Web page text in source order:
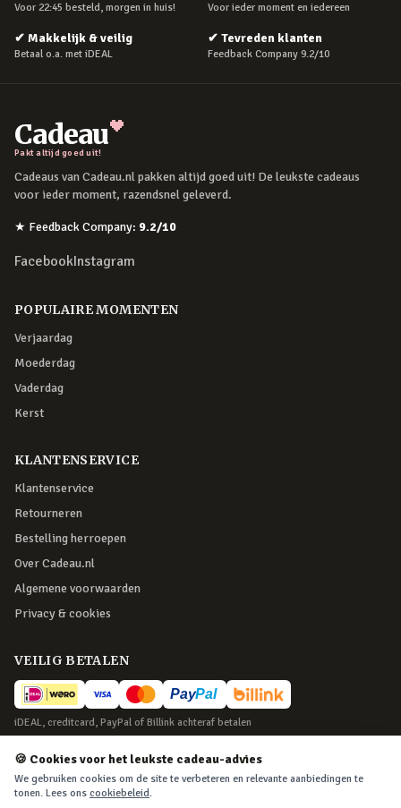
Voor 22:45 besteld, morgen in huis! Voor ieder moment en iedereen
✔ Makkelijk & veilig
Betaal o.a. met iDEAL
✔ Tevreden klanten
Feedback Company 9.2/10
Cadeau
Pakt altijd goed uit!
Cadeaus van Cadeau.nl pakken altijd goed uit! De leukste cadeaus
voor ieder moment, razendsnel geleverd.
★ Feedback Company: 9.2/10
FacebookInstagram
POPULAIRE MOMENTEN
Verjaardag
Moederdag
Vaderdag
Kerst
KLANTENSERVICE
Klantenservice
Retourneren
Bestelling herroepen
Over Cadeau.nl
Algemene voorwaarden
Privacy & cookies
VEILIG BETALEN
iDEAL, creditcard, PayPal of Billink achteraf betalen
BEZORGING
Voor 22:45 besteld, morgen in huis. Tot 365 dagen retourneren.
🍪 Cookies voor het leukste cadeau-advies
We gebruiken cookies om de site te verbeteren en relevante aanbiedingen te
tonen. Lees ons cookiebeleid.